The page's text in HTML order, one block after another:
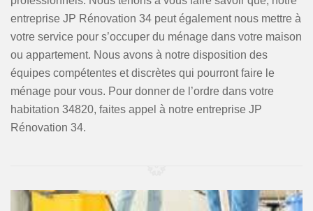
entreprise JP Rénovation 34 peut également nous mettre à
votre service pour s’occuper du ménage dans votre maison
ou appartement. Nous avons à notre disposition des
équipes compétentes et discrètes qui pourront faire le
ménage pour vous. Pour donner de l’ordre dans votre
habitation 34820, faites appel à notre entreprise JP
Rénovation 34.